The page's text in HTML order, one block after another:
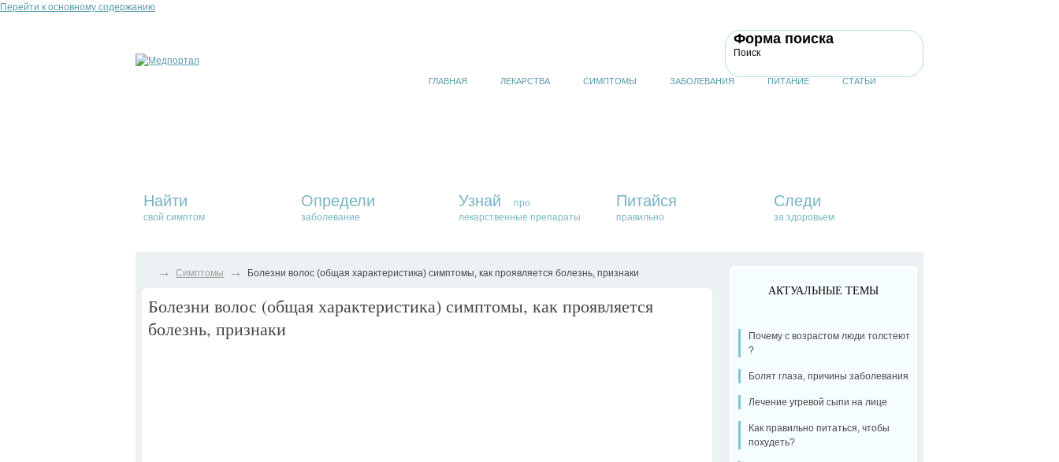
Перейти к основному содержанию
Форма поиска
Поиск
ГЛАВНАЯ ЛЕКАРСТВА СИМПТОМЫ ЗАБОЛЕВАНИЯ ПИТАНИЕ СТАТЬИ
Найти
свой симптом
Определи
заболевание
Узнай
про
лекарственные препараты
Питайся
правильно
Следи
за здоровьем
→ Симптомы → Болезни волос (общая характеристика) симптомы, как проявляется болезнь, признаки
Болезни волос (общая характеристика) симптомы, как проявляется
болезнь, признаки
АКТУАЛЬНЫЕ ТЕМЫ
Почему с возрастом люди толстеют
?
Болят глаза, причины заболевания
Лечение угревой сыпи на лице
Как правильно питаться, чтобы
похудеть?